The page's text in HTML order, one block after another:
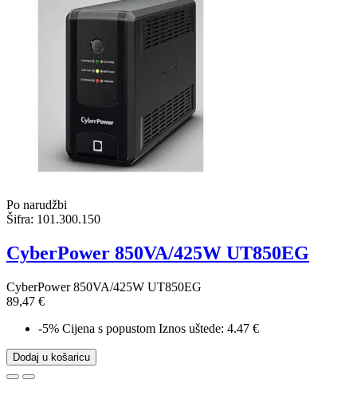
Po narudžbi
Šifra: 101.300.150
CyberPower 850VA/425W UT850EG
CyberPower 850VA/425W UT850EG
89,47 €
-5% Cijena s popustom Iznos uštede: 4.47 €
Dodaj u košaricu